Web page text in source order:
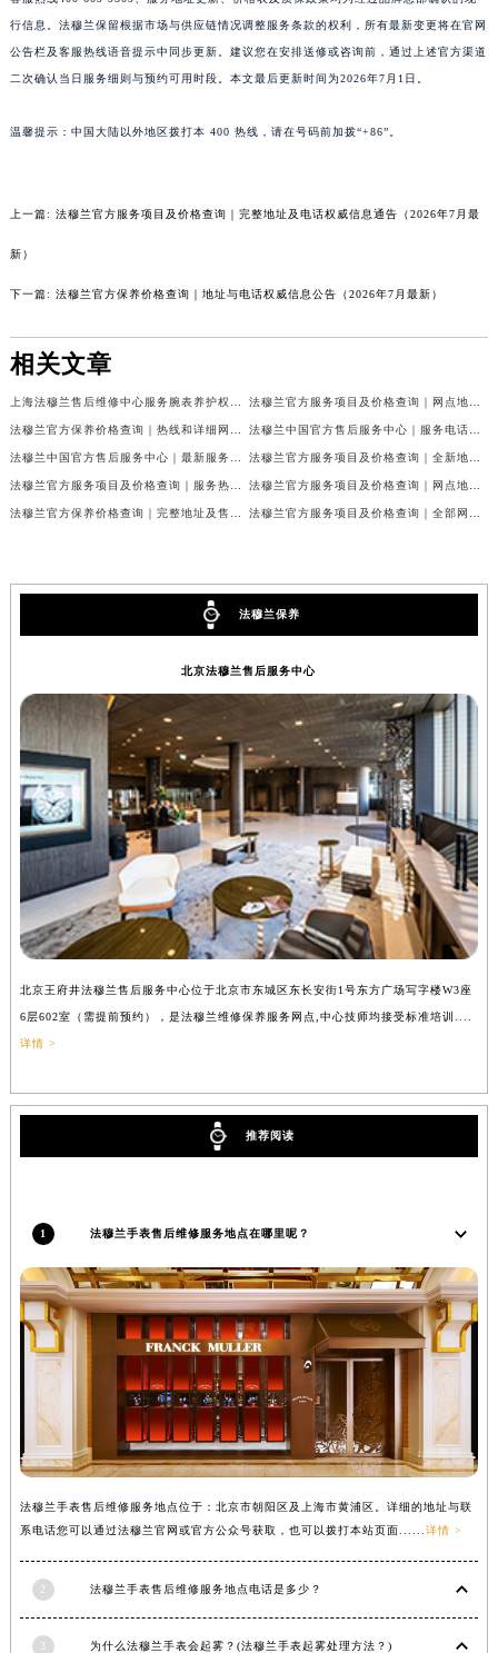
台湾省高雄市新兴区五福路法穆兰售后服务中心（需提前预约）
台湾省基隆市仁爱区仁三路法穆兰售后服务中心（需提前预约）
台湾省新竹市东区中正路法穆兰售后服务中心（需提前预约）
浙江省温州市鹿城区锦绣路1067号置信广场10层1015室法穆兰售后服务中心（需提前预约）
江苏省南通市崇川区工农路57号圆融广场写字楼16层1603室法穆兰售后服务中心（需提前预约）
江苏省苏州市苏州工业园区 星港街199号苏州中心办公楼C座22层08室法穆兰售后服务中心（需提前预约）
湖北省武汉市江汉区解放大道686号世界贸易大厦38层09室法穆兰售后服务中心（需提前预约）
广西省南宁市青秀区金湖路59号地王大厦12楼1224室法穆兰售后服务中心（需提前预约）
安徽省合肥市蜀山区潜山路111号万象城华润大厦B座12楼03室法穆兰售后服务中心（需提前预约）
山东省青岛市南区山东路6号华润大厦B座22层04室法穆兰售后服务中心（需提前预约）
云南省昆明市盘龙区北京路928号同德昆明广场写字楼10层06室法穆兰售后服务中心（需提前预约）
河北省唐山市路南区新华东道100号万达广场写字楼A座10层1002室法穆兰售后服务中心（需提前预约）
台州市椒江区东海大道1800号腾达中心东1幢20楼2002室法穆兰售后服务中心（需提前预约）
呼和浩特市玉泉区大学西街70号华润万象城写字楼（鄂尔多斯大厦）23层2326室法穆兰售后服务中心（需提前预约）
兰州市七里河区西津西路16号兰州中心写字楼21层2102室法穆兰售后服务中心（需提前预约）
节假日正常营业！
行信息。法穆兰保留根据市场与供应链情况调整服务条款的权利，所有最新变更将在官网
公告栏及客服热线语音提示中同步更新。建议您在安排送修或咨询前，通过上述官方渠道
二次确认当日服务细则与预约可用时段。本文最后更新时间为2026年7月1日。
温馨提示：中国大陆以外地区拨打本 400 热线，请在号码前加拨“+86”。
上一篇: 法穆兰官方服务项目及价格查询｜完整地址及电话权威信息通告（2026年7月最
新）
下一篇: 法穆兰官方保养价格查询｜地址与电话权威信息公告（2026年7月最新）
相关文章
上海法穆兰售后维修中心服务腕表养护权威公示（2026年7月最新） 法穆兰官方服务项目及价格查询｜网点地址与24小时客服热线权威信息通告（2026年7月最新）
法穆兰官方保养价格查询｜热线和详细网点地址权威信息公告（2026年7月最新） 法穆兰中国官方售后服务中心｜服务电话及全部网点地址权威信息公告（2026年7月最新）
法穆兰中国官方售后服务中心｜最新服务电话及地址权威信息声明（2026年7月最新） 法穆兰官方服务项目及价格查询｜全新地址及24小时服务电话权威信息通告（2026年7月最新）
法穆兰官方服务项目及价格查询｜服务热线及全部维修地址权威信息通知（2026年7月最新） 法穆兰官方服务项目及价格查询｜网点地址与24小时服务电话权威信息通知（2026年7月最新）
法穆兰官方保养价格查询｜完整地址及售后热线权威信息公告（2026年7月最新） 法穆兰官方服务项目及价格查询｜全部网点地址与客服热线权威信息通告（2026年7月最新）
法穆兰保养
北京法穆兰售后服务中心
北京王府井法穆兰售后服务中心位于北京市东城区东长安街1号东方广场写字楼W3座
6层602室（需提前预约），是法穆兰维修保养服务网点,中心技师均接受标准培训....
详情 >
推荐阅读
1 法穆兰手表售后维修服务地点在哪里呢？
法穆兰手表售后维修服务地点位于：北京市朝阳区及上海市黄浦区。详细的地址与联
系电话您可以通过法穆兰官网或官方公众号获取，也可以拨打本站页面...... 详情 >
2 法穆兰手表售后维修服务地点电话是多少？
3 为什么法穆兰手表会起雾？(法穆兰手表起雾处理方法？)